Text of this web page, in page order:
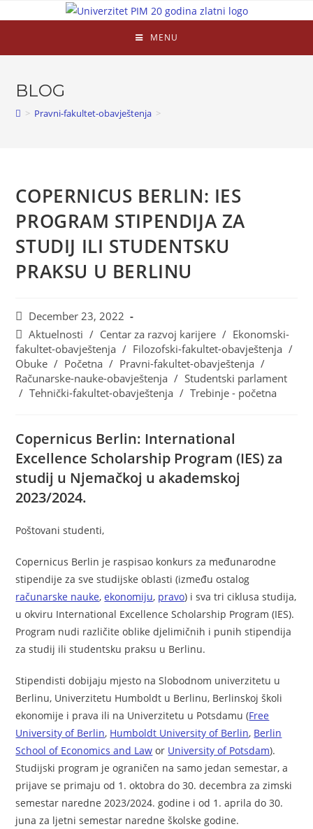
MENU
BLOG
> Pravni-fakultet-obavještenja >
COPERNICUS BERLIN: IES
PROGRAM STIPENDIJA ZA
STUDIJ ILI STUDENTSKU
PRAKSU U BERLINU
December 23, 2022
Aktuelnosti / Centar za razvoj karijere / Ekonomski-
fakultet-obavještenja / Filozofski-fakultet-obavještenja /
Obuke / Početna / Pravni-fakultet-obavještenja /
Računarske-nauke-obavještenja / Studentski parlament
/ Tehnički-fakultet-obavještenja / Trebinje - početna
Copernicus Berlin: International
Excellence Scholarship Program (IES) za
studij u Njemačkoj u akademskoj
2023/2024.
Poštovani studenti,
Copernicus Berlin je raspisao konkurs za međunarodne
stipendije za sve studijske oblasti (između ostalog
računarske nauke,ekonomiju, pravo) i sva tri ciklusa studija,
u okviru International Excellence Scholarship Program (IES).
Program nudi različite oblike djelimičnih i punih stipendija
za studij ili studentsku praksu u Berlinu.
Stipendisti dobijaju mjesto na Slobodnom univerzitetu u
Berlinu, Univerzitetu Humboldt u Berlinu, Berlinskoj školi
ekonomije i prava ili na Univerzitetu u Potsdamu (Free
University of Berlin, Humboldt University of Berlin, Berlin
School of Economics and Law or University of Potsdam).
Studijski program je ograničen na samo jedan semestar, a
prijave se primaju od 1. oktobra do 30. decembra za zimski
semestar naredne 2023/2024. godine i od 1. aprila do 30.
juna za ljetni semestar naredne školske godine.